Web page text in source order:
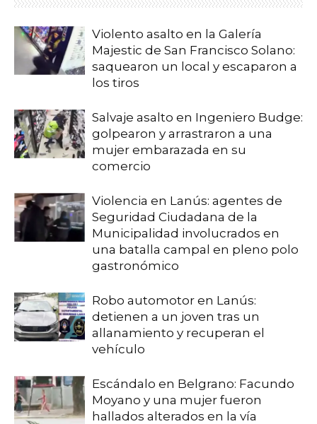
Violento asalto en la Galería
Majestic de San Francisco Solano:
saquearon un local y escaparon a
los tiros
Salvaje asalto en Ingeniero Budge:
golpearon y arrastraron a una
mujer embarazada en su
comercio
Violencia en Lanús: agentes de
Seguridad Ciudadana de la
Municipalidad involucrados en
una batalla campal en pleno polo
gastronómico
Robo automotor en Lanús:
detienen a un joven tras un
allanamiento y recuperan el
vehículo
Escándalo en Belgrano: Facundo
Moyano y una mujer fueron
hallados alterados en la vía